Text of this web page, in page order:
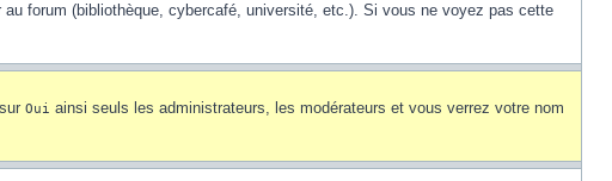
forum (bibliothèque, cybercafé, université, etc.). Si vous ne voyez pas cette
Oui ainsi seuls les administrateurs, les modérateurs et vous verrez votre nom